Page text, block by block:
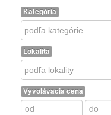
Kategória
Kategória
Lokalita
Lokalita
Vyvolávacia cena